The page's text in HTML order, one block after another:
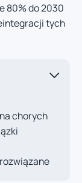
80% do 2030
tych
chorych